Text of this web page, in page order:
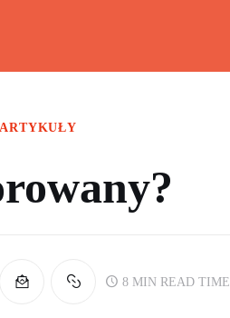
doskonale!
ARTYKUŁY
8 MIN READ TIME